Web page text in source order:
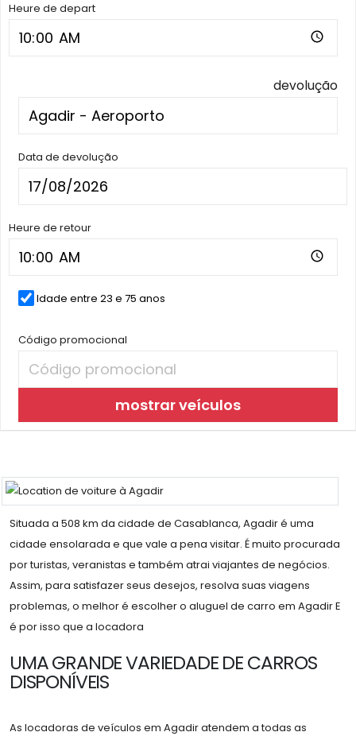
Heure de depart
devolução
Data de devolução
Heure de retour
Idade entre 23 e 75 anos
Código promocional
mostrar veículos
Situada a 508 km da cidade de Casablanca, Agadir é uma
cidade ensolarada e que vale a pena visitar. É muito procurada
por turistas, veranistas e também atrai viajantes de negócios.
Assim, para satisfazer seus desejos, resolva suas viagens
problemas, o melhor é escolher o aluguel de carro em Agadir E
é por isso que a locadora
UMA GRANDE VARIEDADE DE CARROS
DISPONÍVEIS
As locadoras de veículos em Agadir atendem a todas as